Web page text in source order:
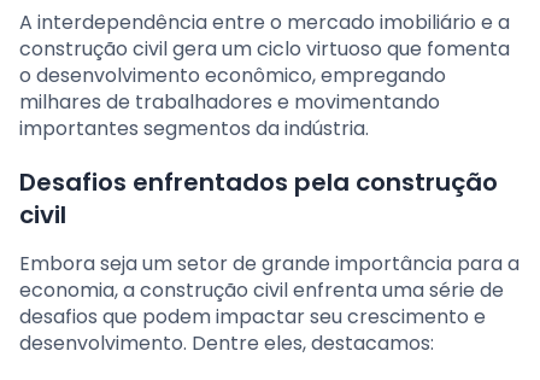
A interdependência entre o mercado imobiliário e a
construção civil gera um ciclo virtuoso que fomenta
o desenvolvimento econômico, empregando
milhares de trabalhadores e movimentando
importantes segmentos da indústria.
Desafios enfrentados pela construção
civil
Embora seja um setor de grande importância para a
economia, a construção civil enfrenta uma série de
desafios que podem impactar seu crescimento e
desenvolvimento. Dentre eles, destacamos: